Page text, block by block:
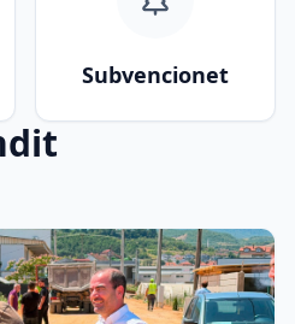
Subvencionet